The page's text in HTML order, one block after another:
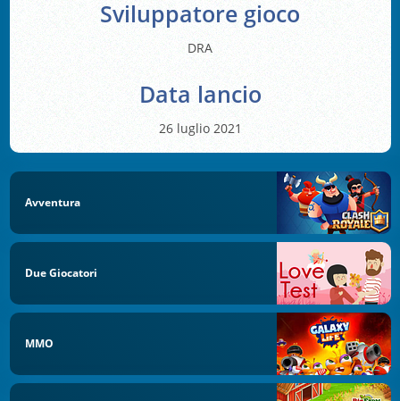
Sviluppatore gioco
DRA
Data lancio
26 luglio 2021
Avventura
Due Giocatori
MMO